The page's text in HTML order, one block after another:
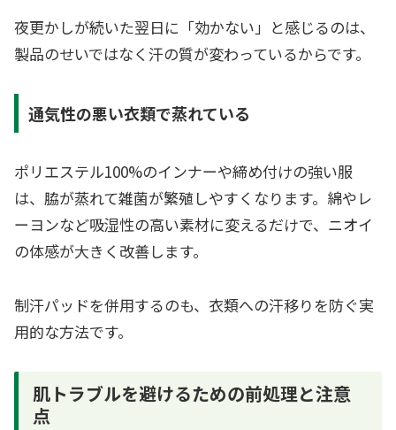
夜更かしが続いた翌日に「効かない」と感じるのは、
製品のせいではなく汗の質が変わっているからです。
通気性の悪い衣類で蒸れている
ポリエステル100%のインナーや締め付けの強い服
は、脇が蒸れて雑菌が繁殖しやすくなります。綿やレ
ーヨンなど吸湿性の高い素材に変えるだけで、ニオイ
の体感が大きく改善します。
制汗パッドを併用するのも、衣類への汗移りを防ぐ実
用的な方法です。
肌トラブルを避けるための前処理と注意
点